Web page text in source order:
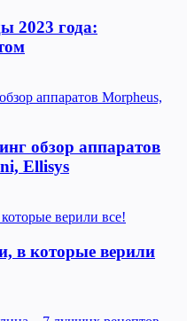
2023 года:
обзор аппаратов
Ellisys
в которые верили